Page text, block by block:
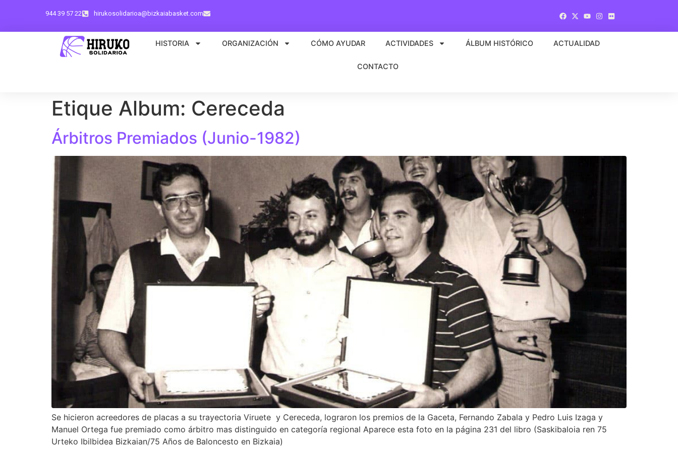
944 39 57 22 hirukosolidarioa@bizkaiabasket.com
HISTORIA ORGANIZACIÓN CÓMO AYUDAR ACTIVIDADES ÁLBUM HISTÓRICO ACTUALIDAD
CONTACTO
Etique Album: Cereceda
Árbitros Premiados (Junio-1982)
Se hicieron acreedores de placas a su trayectoria Viruete y Cereceda, lograron los premios de la Gaceta, Fernando Zabala y Pedro Luis Izaga y
Manuel Ortega fue premiado como árbitro mas distinguido en categoría regional Aparece esta foto en la página 231 del libro (Saskibaloia ren 75
Urteko Ibilbidea Bizkaian/75 Años de Baloncesto en Bizkaia)